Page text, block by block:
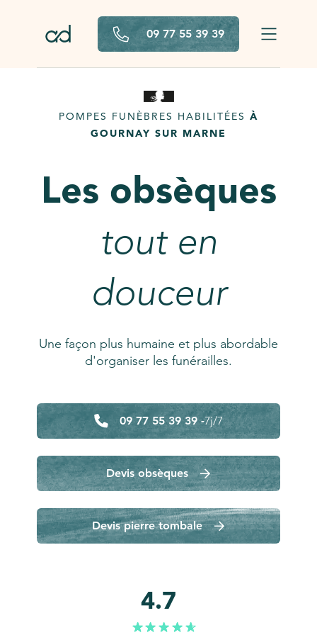
09 77 55 39 39
POMPES FUNÈBRES HABILITÉES À
GOURNAY SUR MARNE
Les obsèques
tout en
douceur
Une façon plus humaine et plus abordable
d'organiser les funérailles.
09 77 55 39 39 -7j/7
Devis obsèques
Devis pierre tombale
4.7